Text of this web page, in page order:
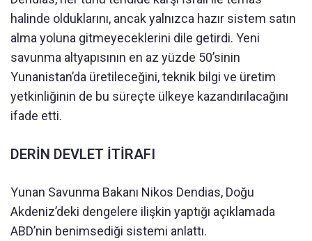
halinde olduklarını, ancak yalnızca hazır sistem satın
alma yoluna gitmeyeceklerini dile getirdi. Yeni
savunma altyapısının en az yüzde 50’sinin
Yunanistan’da üretileceğini, teknik bilgi ve üretim
yetkinliğinin de bu süreçte ülkeye kazandırılacağını
ifade etti.
DERİN DEVLET İTİRAFI
Yunan Savunma Bakanı Nikos Dendias, Doğu
Akdeniz’deki dengelere ilişkin yaptığı açıklamada
ABD’nin benimsediği sistemi anlattı.